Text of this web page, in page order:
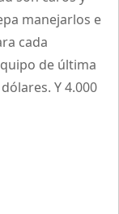
manejarlos e
cada
de última
Y 4.000